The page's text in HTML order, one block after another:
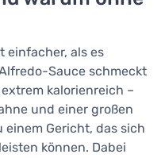
einfacher, als es
Sauce schmeckt
kalorienreich –
und einer großen
einem Gericht, das sich
können. Dabei